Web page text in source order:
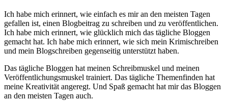
Ich habe mich erinnert, wie einfach es mir an den meisten Tagen
gefallen ist, einen Blogbeitrag zu schreiben und zu veröffentlichen.
Ich habe mich erinnert, wie glücklich mich das tägliche Bloggen
gemacht hat. Ich habe mich erinnert, wie sich mein Krimischreiben
und mein Blogschreiben gegenseitig unterstützt haben.
Das tägliche Bloggen hat meinen Schreibmuskel und meinen
Veröffentlichungsmuskel trainiert. Das tägliche Themenfinden hat
meine Kreativität angeregt. Und Spaß gemacht hat mir das Bloggen
an den meisten Tagen auch.